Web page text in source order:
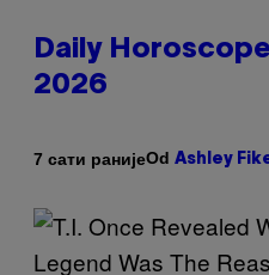
Daily
2026
7 сати ранијеOd Ashley